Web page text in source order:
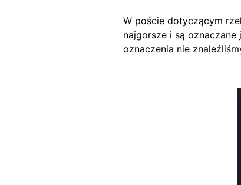
W poście dotyczącym
najgorsze i są
oznaczenia nie